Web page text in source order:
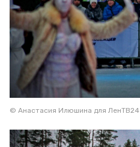
© Анастасия Илюшина для ЛенТВ24